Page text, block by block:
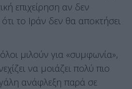
επιχείρηση αν δεν
το Ιράν δεν θα αποκτήσει
μιλούν για «συμφωνία»,
να μοιάζει πολύ πιο
ανάφλεξη παρά σε